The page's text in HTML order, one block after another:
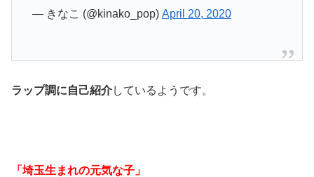
— きなこ (@kinako_pop) April 20, 2020
ラップ調に自己紹介しているようです。
「埼玉生まれの元気な子」